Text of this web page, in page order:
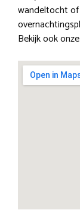
wandeltocht
Bekijk ook